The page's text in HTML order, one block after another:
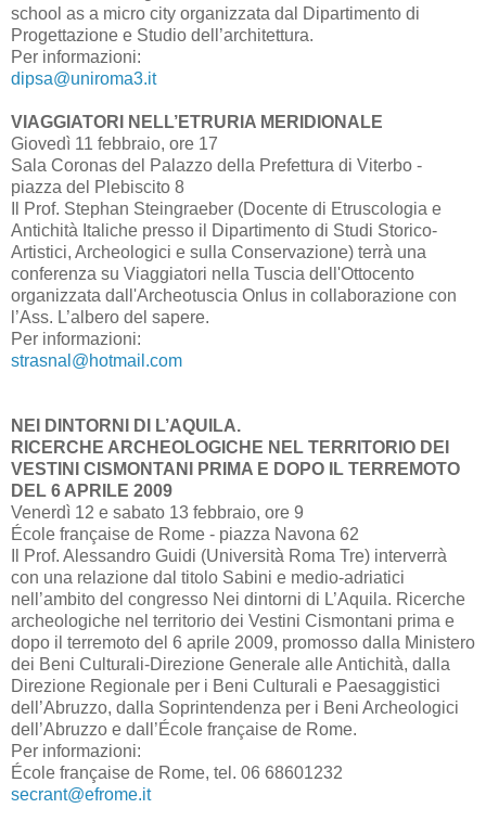
school as a micro city organizzata dal Dipartimento di
Progettazione e Studio dell’architettura.
Per informazioni:
dipsa@uniroma3.it
VIAGGIATORI NELL’ETRURIA MERIDIONALE
Giovedì 11 febbraio, ore 17
Sala Coronas del Palazzo della Prefettura di Viterbo -
piazza del Plebiscito 8
Il Prof. Stephan Steingraeber (Docente di Etruscologia e
Antichità Italiche presso il Dipartimento di Studi Storico-
Artistici, Archeologici e sulla Conservazione) terrà una
conferenza su Viaggiatori nella Tuscia dell'Ottocento
organizzata dall'Archeotuscia Onlus in collaborazione con
l’Ass. L’albero del sapere.
Per informazioni:
strasnal@hotmail.com
NEI DINTORNI DI L’AQUILA.
RICERCHE ARCHEOLOGICHE NEL TERRITORIO DEI
VESTINI CISMONTANI PRIMA E DOPO IL TERREMOTO
DEL 6 APRILE 2009
Venerdì 12 e sabato 13 febbraio, ore 9
École française de Rome - piazza Navona 62
Il Prof. Alessandro Guidi (Università Roma Tre) interverrà
con una relazione dal titolo Sabini e medio-adriatici
nell’ambito del congresso Nei dintorni di L’Aquila. Ricerche
archeologiche nel territorio dei Vestini Cismontani prima e
dopo il terremoto del 6 aprile 2009, promosso dalla Ministero
dei Beni Culturali-Direzione Generale alle Antichità, dalla
Direzione Regionale per i Beni Culturali e Paesaggistici
dell’Abruzzo, dalla Soprintendenza per i Beni Archeologici
dell’Abruzzo e dall’École française de Rome.
Per informazioni:
École française de Rome, tel. 06 68601232
secrant@efrome.it